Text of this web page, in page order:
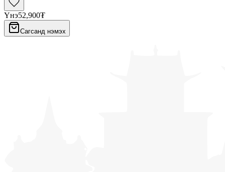
Үнэ52,900₮
Сагсанд нэмэх